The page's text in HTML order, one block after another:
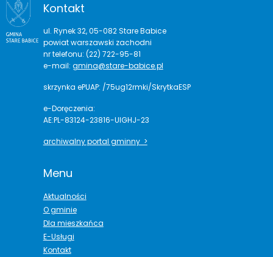
Kontakt
ul. Rynek 32, 05-082 Stare Babice
powiat warszawski zachodni
nr telefonu: (22) 722-95-81
e-mail: gmina@stare-babice.pl
skrzynka ePUAP: /75ug12rmki/SkrytkaESP
e-Doręczenia:
AE:PL-83124-23816-UIGHJ-23
archiwalny portal gminny >
Menu
Aktualności
O gminie
Dla mieszkańca
E-Usługi
Kontakt